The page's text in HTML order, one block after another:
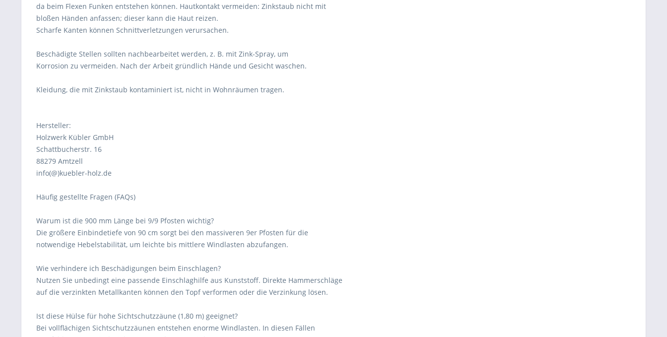
da beim Flexen Funken entstehen können. Hautkontakt vermeiden: Zinkstaub nicht mit
bloßen Händen anfassen; dieser kann die Haut reizen.
Scharfe Kanten können Schnittverletzungen verursachen.
Beschädigte Stellen sollten nachbearbeitet werden, z. B. mit Zink-Spray, um
Korrosion zu vermeiden. Nach der Arbeit gründlich Hände und Gesicht waschen.
Kleidung, die mit Zinkstaub kontaminiert ist, nicht in Wohnräumen tragen.
Hersteller:
Holzwerk Kübler GmbH
Schattbucherstr. 16
88279 Amtzell
info(@)kuebler-holz.de
Häufig gestellte Fragen (FAQs)
Warum ist die 900 mm Länge bei 9/9 Pfosten wichtig?
Die größere Einbindetiefe von 90 cm sorgt bei den massiveren 9er Pfosten für die
notwendige Hebelstabilität, um leichte bis mittlere Windlasten abzufangen.
Wie verhindere ich Beschädigungen beim Einschlagen?
Nutzen Sie unbedingt eine passende Einschlaghilfe aus Kunststoff. Direkte Hammerschläge
auf die verzinkten Metallkanten können den Topf verformen oder die Verzinkung lösen.
Ist diese Hülse für hohe Sichtschutzzäune (1,80 m) geeignet?
Bei vollflächigen Sichtschutzzäunen entstehen enorme Windlasten. In diesen Fällen